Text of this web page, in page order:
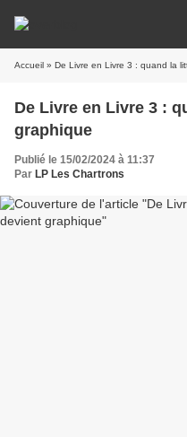
Accueil » De Livre en Livre 3 : quand la
De Livre en Livre 3 :
graphique
Publié le 15/02/2024 à 11:37
Par LP Les Chartrons